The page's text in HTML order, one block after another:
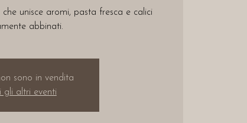
unisce aromi, pasta fresca e calici
abbinati.
sono in vendita
gli altri eventi